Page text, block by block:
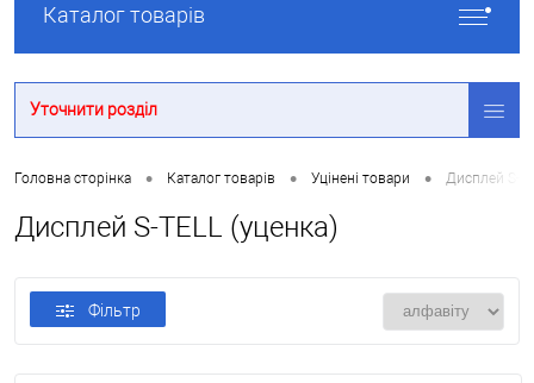
Каталог товарів
Уточнити розділ
Головна сторінка • Каталог товарів • Уцінені товари • Дисплей S-
Дисплей S-TELL (уценка)
Фільтр